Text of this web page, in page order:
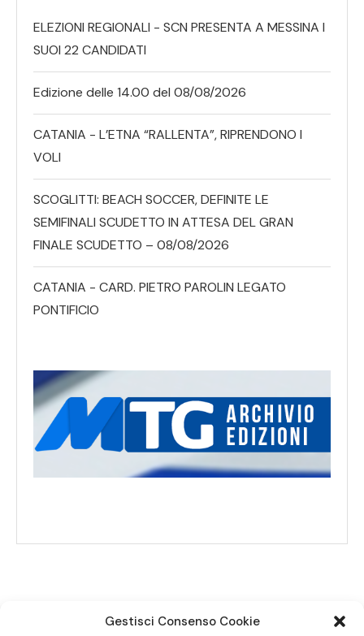
Gestisci Consenso Cookie
ELEZIONI REGIONALI - SCN PRESENTA A MESSINA I
SUOI 22 CANDIDATI
Edizione delle 14.00 del 08/08/2026
CATANIA - L’ETNA “RALLENTA”, RIPRENDONO I
VOLI
SCOGLITTI: BEACH SOCCER, DEFINITE LE
SEMIFINALI SCUDETTO IN ATTESA DEL GRAN
FINALE SCUDETTO – 08/08/2026
CATANIA - CARD. PIETRO PAROLIN LEGATO
PONTIFICIO